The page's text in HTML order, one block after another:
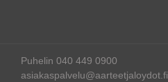
Puhelin 040 449 0900
asiakaspalvelu@aarteetjaloydot.fi